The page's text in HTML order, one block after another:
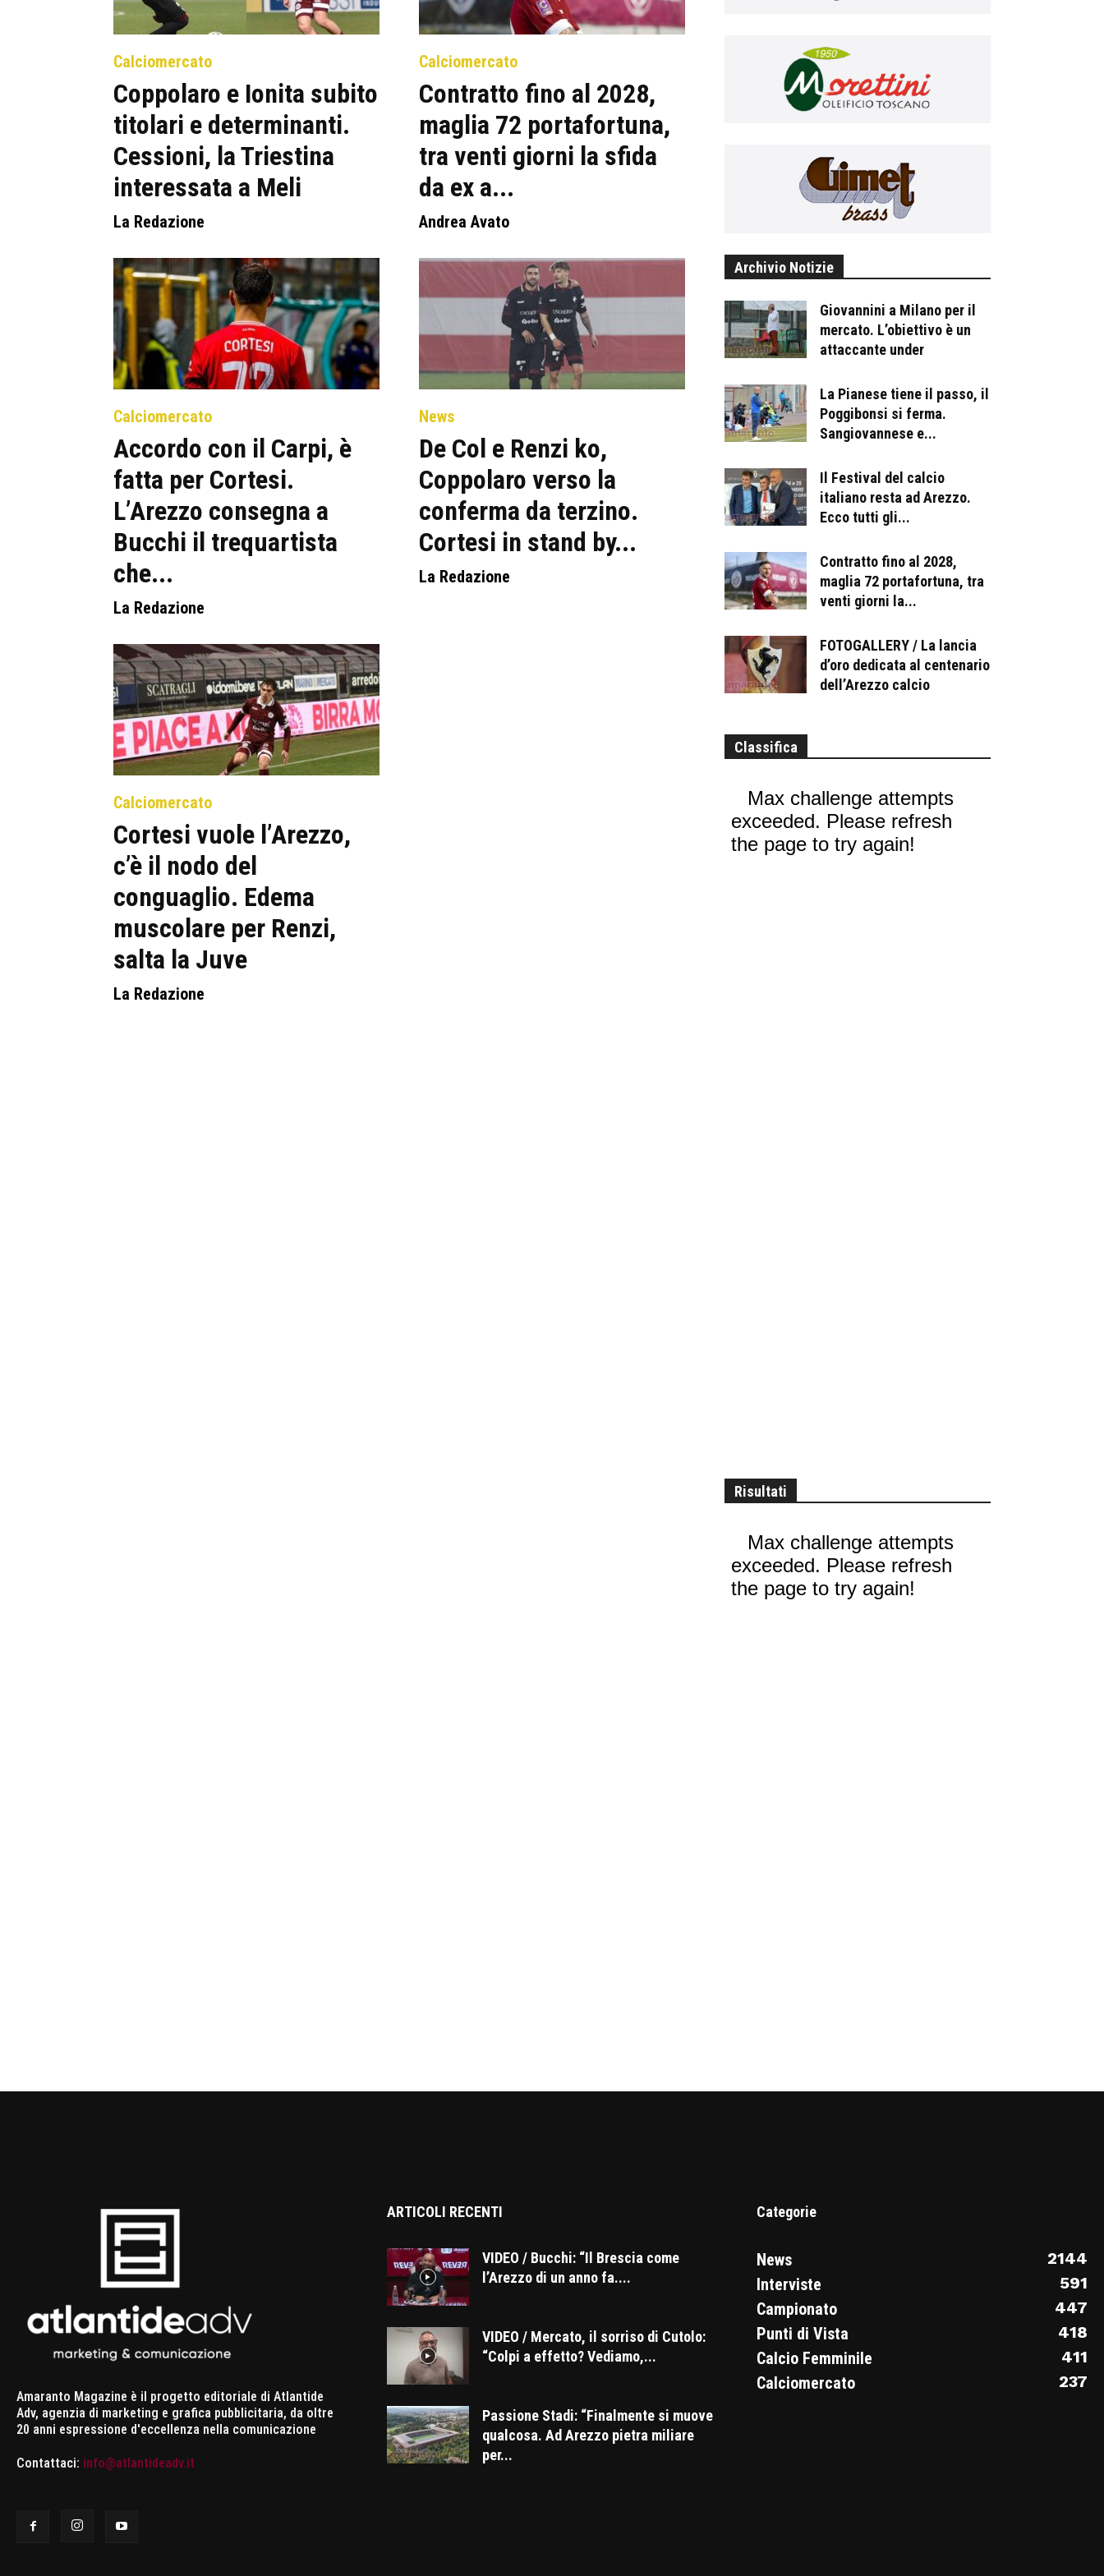
Calciomercato
Coppolaro e Ionita subito
titolari e determinanti.
Cessioni, la Triestina
interessata a Meli
La Redazione
Calciomercato
Contratto fino al 2028,
maglia 72 portafortuna,
tra venti giorni la sfida
da ex a...
Andrea Avato
Calciomercato
Accordo con il Carpi, è
fatta per Cortesi.
L’Arezzo consegna a
Bucchi il trequartista
che...
La Redazione
News
De Col e Renzi ko,
Coppolaro verso la
conferma da terzino.
Cortesi in stand by...
La Redazione
Calciomercato
Cortesi vuole l’Arezzo,
c’è il nodo del
conguaglio. Edema
muscolare per Renzi,
salta la Juve
La Redazione
Archivio Notizie
Giovannini a Milano per il
mercato. L’obiettivo è un
attaccante under
La Pianese tiene il passo, il
Poggibonsi si ferma.
Sangiovannese e...
Il Festival del calcio
italiano resta ad Arezzo.
Ecco tutti gli...
Contratto fino al 2028,
maglia 72 portafortuna, tra
venti giorni la...
FOTOGALLERY / La lancia
d’oro dedicata al centenario
dell’Arezzo calcio
Classifica
Risultati
Amaranto Magazine è il progetto editoriale di Atlantide
Adv, agenzia di marketing e grafica pubblicitaria, da oltre
20 anni espressione d'eccellenza nella comunicazione
Contattaci: info@atlantideadv.it
ARTICOLI RECENTI
VIDEO / Bucchi: “Il Brescia come
l’Arezzo di un anno fa....
VIDEO / Mercato, il sorriso di Cutolo:
“Colpi a effetto? Vediamo,...
Passione Stadi: “Finalmente si muove
qualcosa. Ad Arezzo pietra miliare
per...
Categorie
News
2144
Interviste
591
Campionato
447
Punti di Vista
418
Calcio Femminile
411
Calciomercato
237